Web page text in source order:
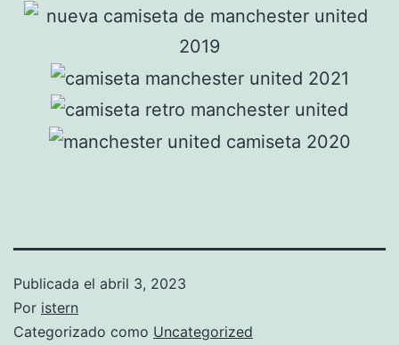
Publicada el abril 3, 2023
Por istern
Categorizado como Uncategorized